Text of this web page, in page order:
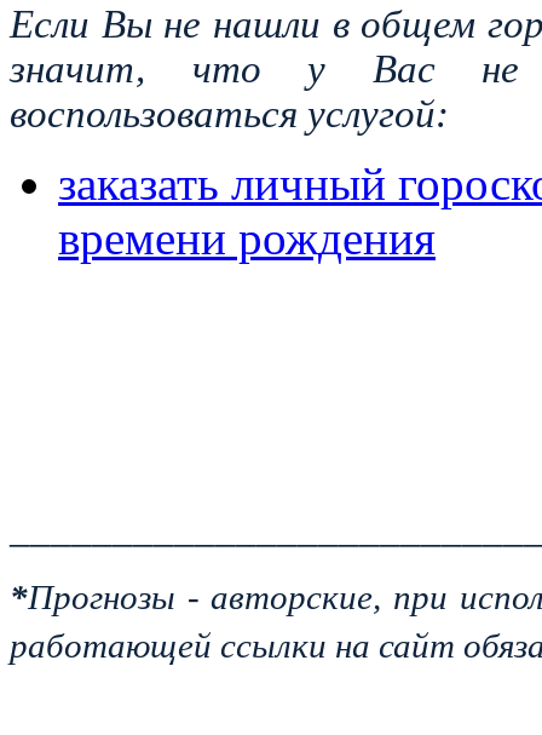
Если Вы не нашли в общем
значит, что у Вас не
воспользоваться услугой:
заказать личный
времени рождения
*Прогнозы - авторские, при
работающей ссылки на сайт